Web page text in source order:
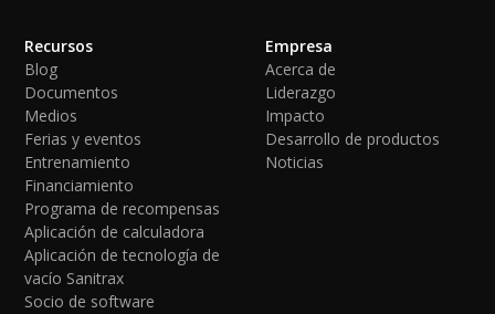
Recursos
Blog
Documentos
Medios
Ferias y eventos
Entrenamiento
Financiamiento
Programa de recompensas
Aplicación de calculadora
Aplicación de tecnología de
vacío Sanitrax
Socio de software
Empresa
Acerca de
Liderazgo
Impacto
Desarrollo de productos
Noticias